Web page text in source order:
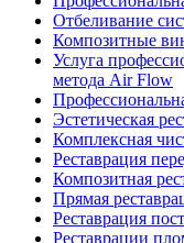
Отбеливание
Композитные
Услуга
метода Air Flow
Эстетическая
Комплексная
Реставрация
Композитная
Прямая
Реставрация
Реставрации